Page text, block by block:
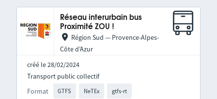
Réseau interurbain bus
Proximité ZOU !
Région Sud — Provence-Alpes-
Côte d’Azur
créé le 28/02/2024
Format GTFS NeTEx gtfs-rt
Transport public collectif